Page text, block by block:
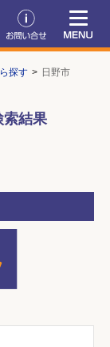
探す 日野市
結果